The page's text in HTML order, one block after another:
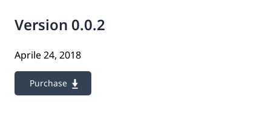
Version 0.0.2
Aprile 24, 2018
Purchase